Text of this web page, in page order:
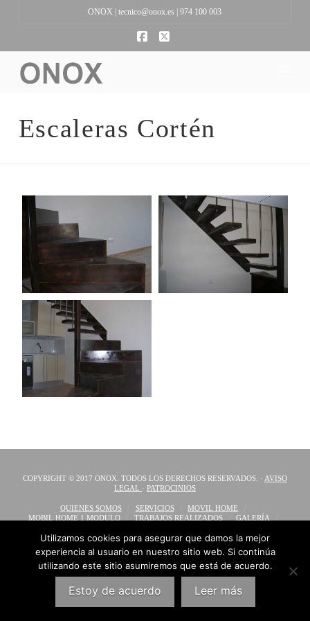
ONOX |tecnico@onox.es | 974 100 003
Escaleras Cortén
COPYRIGHT © 2017 ONOX. TODOS LOS DERECHOS RESERVADOS. · AVISO
LEGAL · PATROCINIOS
QUIENES SOMOS SERVICIOS
MOVIL HOME
MOBIL HOME 1 MODULO
TRABAJOS REALIZADOS
GALERÍA
FACEBOOK
X
Utilizamos cookies para asegurar que damos la mejor
experiencia al usuario en nuestro sitio web. Si continúa
utilizando este sitio asumiremos que está de acuerdo.
Estoy de acuerdo Leer más